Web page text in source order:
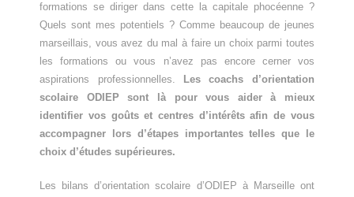
formations se diriger dans cette la capitale phocéenne ?
Quels sont mes potentiels ? Comme beaucoup de jeunes
marseillais, vous avez du mal à faire un choix parmi toutes
les formations ou vous n’avez pas encore cerner vos
aspirations professionnelles.
Les coachs d’orientation
scolaire ODIEP sont là pour vous aider à mieux
identifier vos goûts et centres d’intérêts afin de vous
accompagner lors d’étapes importantes telles que le
choix d’études supérieures.
Les bilans d’orientation scolaire d’ODIEP à Marseille ont